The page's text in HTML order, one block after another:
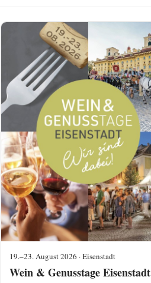
19.–23. August 2026 · Eisenstadt
Wein & Genusstage Eisenstadt